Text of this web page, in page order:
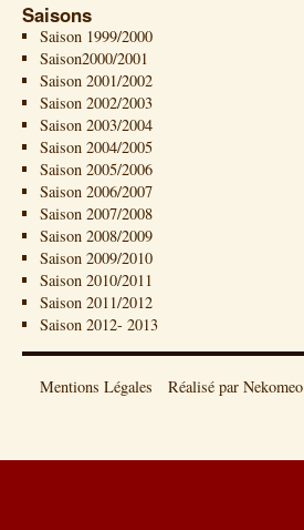
Saisons
Saison 1999/2000
Saison2000/2001
Saison 2001/2002
Saison 2002/2003
Saison 2003/2004
Saison 2004/2005
Saison 2005/2006
Saison 2006/2007
Saison 2007/2008
Saison 2008/2009
Saison 2009/2010
Saison 2010/2011
Saison 2011/2012
Saison 2012- 2013
Mentions Légales Réalisé par Nekomeo